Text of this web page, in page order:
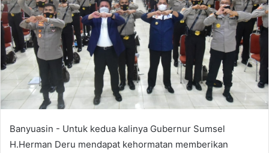
Banyuasin - Untuk kedua kalinya Gubernur Sumsel
H.Herman Deru mendapat kehormatan memberikan